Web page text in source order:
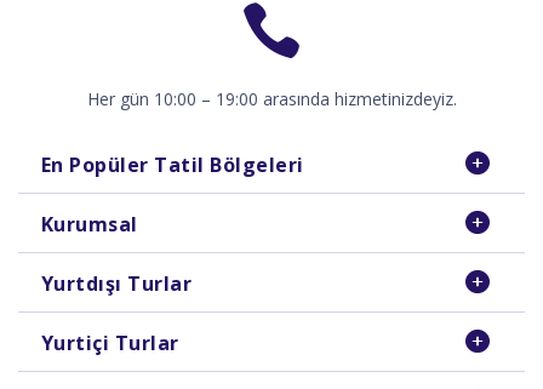
Her gün 10:00 – 19:00 arasında hizmetinizdeyiz.
En Popüler Tatil Bölgeleri
Kurumsal
Yurtdışı Turlar
Yurtiçi Turlar